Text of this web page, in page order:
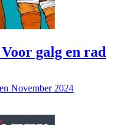
galg en rad
November 2024